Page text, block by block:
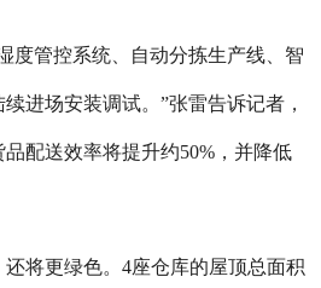
管控系统、自动分拣生产线、智
进场安装调试。”张雷告诉记者，
配送效率将提升约50%，并降低
更绿色。4座仓库的屋顶总面积